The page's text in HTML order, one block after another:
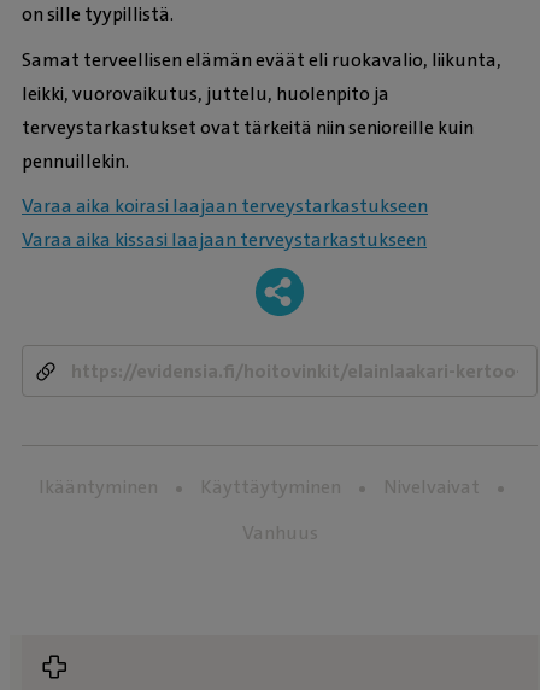
on sille tyypillistä.
Samat terveellisen elämän eväät eli ruokavalio, liikunta,
leikki, vuorovaikutus, juttelu, huolenpito ja
terveystarkastukset ovat tärkeitä niin senioreille kuin
pennuillekin.
Varaa aika koirasi laajaan terveystarkastukseen
Varaa aika kissasi laajaan terveystarkastukseen
-
Ikääntyminen Käyttäytyminen
Nivelvaivat
Vanhuus